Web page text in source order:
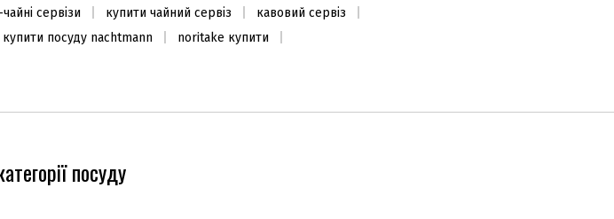
сервізи купити чайний сервіз
кавовий сервіз
купити посуду nachtmann
noritake купити
посуду